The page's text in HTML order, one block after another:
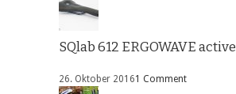
SQlab 612 ERGOWAVE active
26. Oktober 20161 Comment